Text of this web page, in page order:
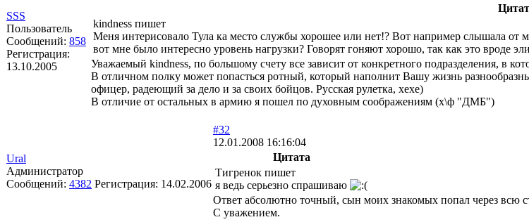
SSS
Пользователь
Сообщений: 858
Регистрация:
13.10.2005
kindness пишет
Меня интерисовало Тула ка место службы хорошее или нет!? Вот например слышала от
вот мне было интересно уровень нагрузки? Говорят гоняют хорошо, так как это вроде
Уважаемый kindness, по большому счету все зависит от конкретного подразделения, в
В отличном полку может попасться ротный, который наполнит Вашу жизнь
офицер, радеющий за дело и за своих бойцов. Русская рулетка, хехе)
В отличие от остальных в армию я пошел по духовным соображениям (х\ф "ДМБ")
Ural
Администратор
Сообщений: 4382 Регистрация: 14.02.2006
#32
12.01.2008 16:16:04
Цитата
Тигренок пишет
я ведь серьезно спрашиваю
Ответ абсолютно точный, сын моих знакомых попал через
С уважением.